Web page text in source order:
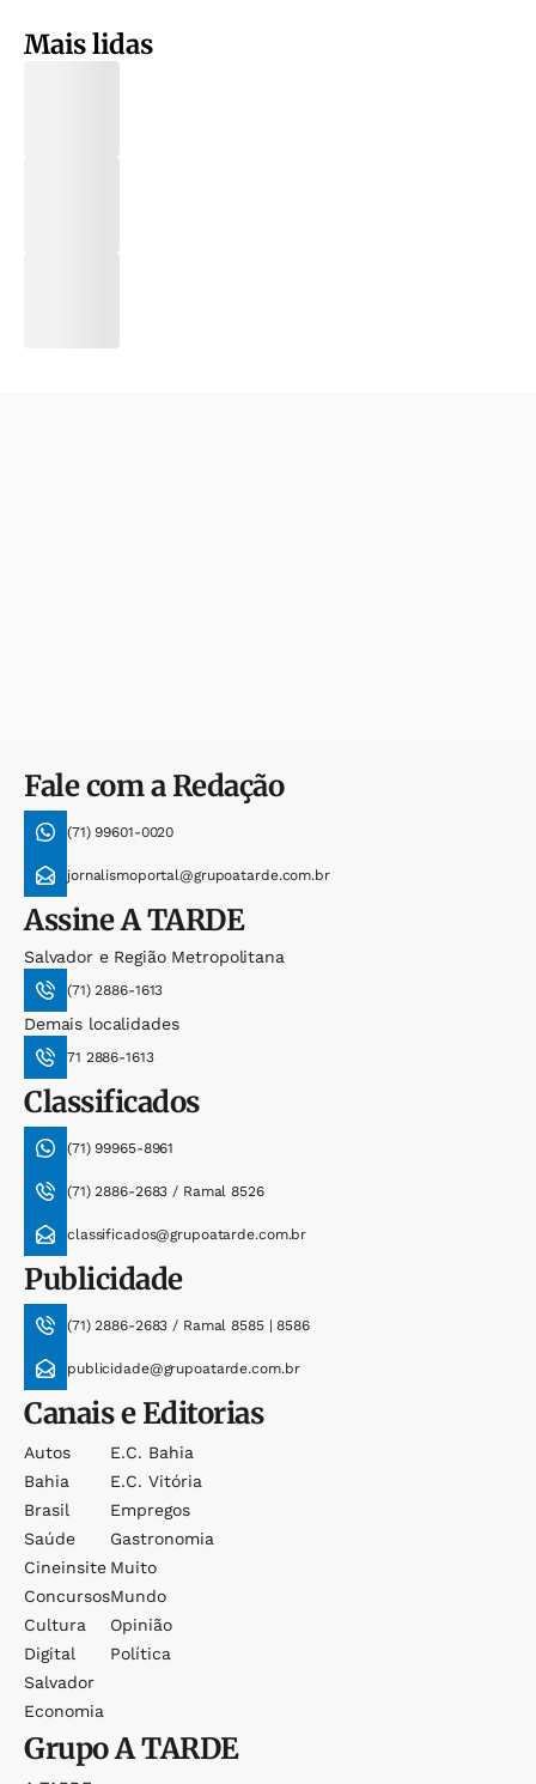
Mais lidas
Fale com a Redação
(71) 99601-0020
jornalismoportal@grupoatarde.com.br
AssineA TARDE
Salvador e Região Metropolitana
(71) 2886-1613
Demais localidades
71 2886-1613
Classificados
(71) 99965-8961
(71) 2886-2683 / Ramal 8526
classificados@grupoatarde.com.br
Publicidade
(71) 2886-2683 / Ramal 8585 | 8586
publicidade@grupoatarde.com.br
Canais e Editorias
Autos
Bahia
Brasil
Saúde
Cineinsite
Concursos
Cultura
Digital
Salvador
Economia
E.c. Bahia
E.c. Vitória
Empregos
Gastronomia
Muito
Mundo
Opinião
Política
GrupoA TARDE